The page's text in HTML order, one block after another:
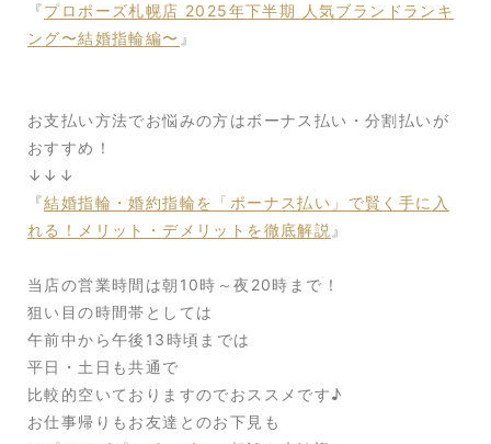
『プロポーズ札幌店 2025年下半期 人気ブランドランキ
ング〜結婚指輪編〜 』
お支払い方法でお悩みの方はボーナス払い・分割払いが
おすすめ！
↓↓↓
『結婚指輪・婚約指輪を「ボーナス払い」で賢く手に入
れる！メリット・デメリットを徹底解説 』
当店の営業時間は朝10時～夜20時まで！
狙い目の時間帯としては
午前中から午後13時頃までは
平日・土日も共通で
比較的空いておりますのでおススメです♪
お仕事帰りもお友達とのお下見も